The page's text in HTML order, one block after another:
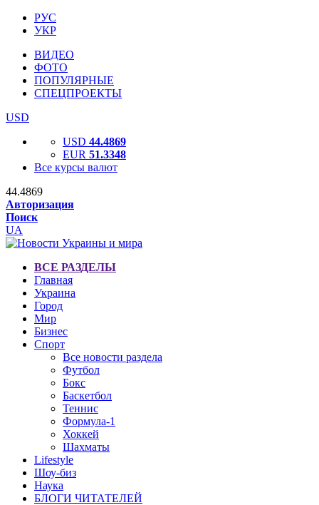
РУС
УКР
ВИДЕО
ФОТО
ПОПУЛЯРНЫЕ
СПЕЦПРОЕКТЫ
USD
USD 44.4869
EUR 51.3348
Все курсы валют
44.4869
Авторизация
Поиск
UA
ВСЕ РАЗДЕЛЫ
Главная
Украина
Город
Мир
Бизнес
Спорт
Все новости раздела
Футбол
Бокс
Баскетбол
Теннис
Формула-1
Хоккей
Шахматы
Lifestyle
Шоу-биз
Наука
БЛОГИ ЧИТАТЕЛЕЙ